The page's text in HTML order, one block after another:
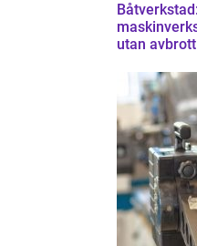
utan avbrott